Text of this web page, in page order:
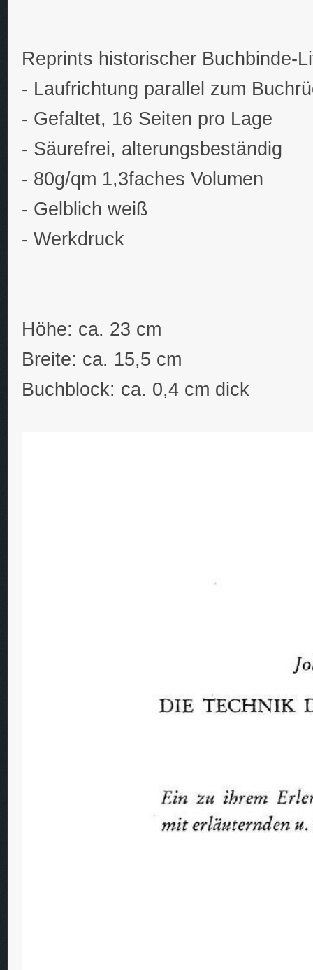
Reprints historischer Buchbinde-
- Laufrichtung parallel zum
- Gefaltet, 16 Seiten pro Lage
- Säurefrei, alterungsbeständig
- 80g/qm 1,3faches Volumen
- Gelblich weiß
- Werkdruck
Höhe: ca. 23 cm
Breite: ca. 15,5 cm
Buchblock: ca. 0,4 cm dick